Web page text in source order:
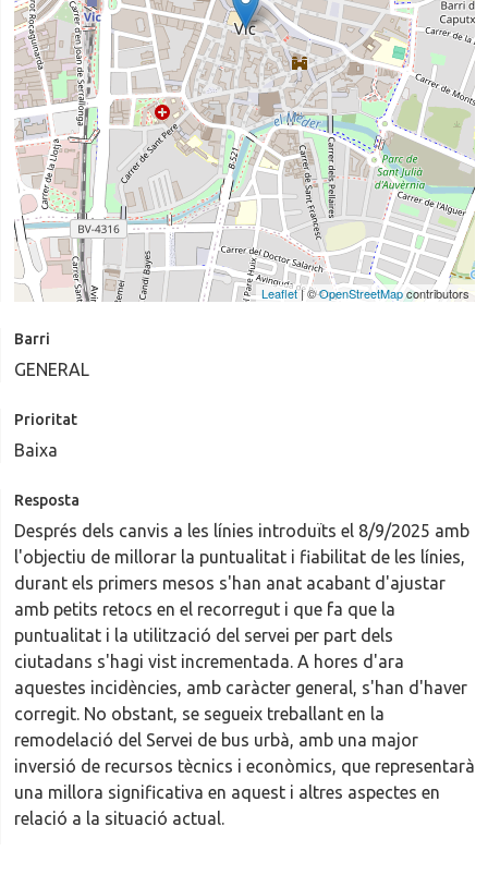
Leaflet| ©OpenStreetMapcontributors
Barri
GENERAL
Prioritat
Baixa
Resposta
Després dels canvis a les línies introduïts el 8/9/2025 amb
l'objectiu de millorar la puntualitat i fiabilitat de les línies,
durant els primers mesos s'han anat acabant d'ajustar
amb petits retocs en el recorregut i que fa que la
puntualitat i la utilització del servei per part dels
ciutadans s'hagi vist incrementada. A hores d'ara
aquestes incidències, amb caràcter general, s'han d'haver
corregit. No obstant, se segueix treballant en la
remodelació del Servei de bus urbà, amb una major
inversió de recursos tècnics i econòmics, que representarà
una millora significativa en aquest i altres aspectes en
relació a la situació actual.